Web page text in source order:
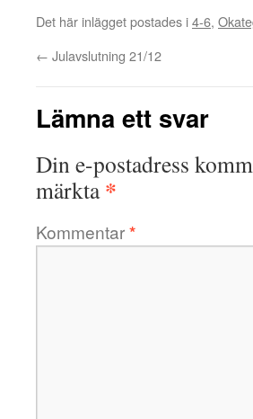
Det här inlägget postades i4-6,
← Julavslutning 21/12
Lämna ett svar
Din e-postadress
märkta*
Kommentar*